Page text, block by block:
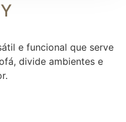
e funcional que serve
divide ambientes e